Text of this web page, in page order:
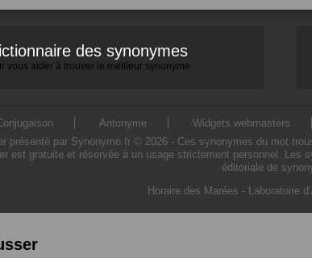
des synonymes
vous aider à trouver le meilleur synonyme
Antonyme Widgets webmasters
présenté par Synonymo.fr © 2026 - Ces synonymes du mot
est gratuite et réservée à un usage strictement personnel. Les
éditoriale de
Horaire des Marées - Laboratoire